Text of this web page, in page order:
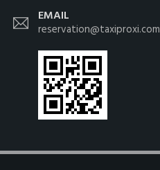
EMAIL
reservation@taxiproxi.com